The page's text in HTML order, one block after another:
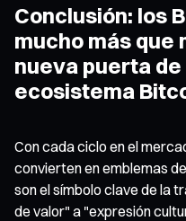
Conclusión: los
mucho más
nueva puerta
ecosistema
Con cada ciclo en el
convierten en emblemas
son el símbolo clave de la
de valor" a "expresión